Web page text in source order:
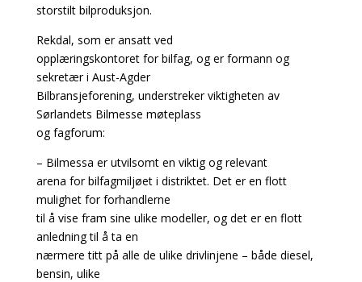
storstilt bilproduksjon.
Rekdal, som er ansatt ved
opplæringskontoret for bilfag, og er formann og
sekretær i Aust-Agder
Bilbransjeforening, understreker viktigheten av
Sørlandets Bilmesse møteplass
og fagforum:
– Bilmessa er utvilsomt en viktig og relevant
arena for bilfagmiljøet i distriktet. Det er en flott
mulighet for forhandlerne
til å vise fram sine ulike modeller, og det er en flott
anledning til å ta en
nærmere titt på alle de ulike drivlinjene – både diesel,
bensin, ulike